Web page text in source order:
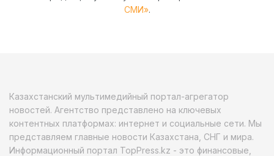
СМИ».
Казахстанский мультимедийный портал-агрегатор
новостей. Агентство представлено на ключевых
контентных платформах: интернет и социальные сети. Мы
представляем главные новости Казахстана, СНГ и мира.
Информационный портал TopPress.kz - это финансовые,